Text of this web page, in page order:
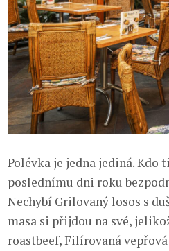
Polévka je jedna jediná. Kdo
poslednímu dni roku
Nechybí Grilovaný losos s
masa si přijdou na své,
roastbeef, Filírovaná